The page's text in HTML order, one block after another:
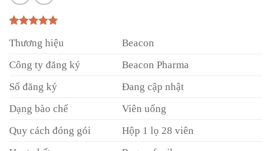
dựa trên
Thương hiệu
Beacon
Công ty đăng ký
Beacon Pharma
Số đăng ký
Đang cập nhật
Dạng bào chế
Viên uống
Quy cách đóng gói
Hộp 1 lọ 28 viên